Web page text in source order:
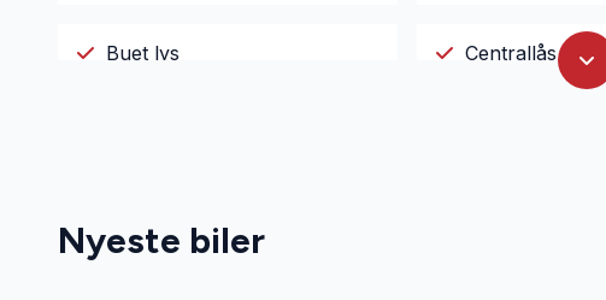
Buet lys Centrallås
Nyeste biler